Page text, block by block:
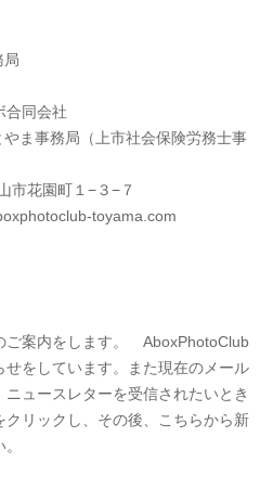
局
同会社
事務局（上市社会保険労務士事
花園町１−３−７
toyama.com
ご案内をします。 AboxPhotoClub
せをしています。また現在のメール
ュースレターを受信されたいとき
クリックし、その後、こちらから新